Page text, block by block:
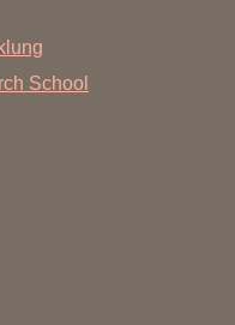
School